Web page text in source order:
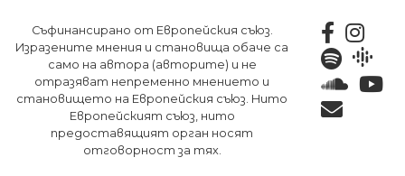
към
основното
съдържание
Съфинансирано от Европейския съюз.
Изразените мнения и становища обаче са
само на автора (авторите) и не
отразяват непременно мнението и
становището на Европейския съюз. Нито
Европейският съюз, нито
предоставящият орган носят
отговорност за тях.